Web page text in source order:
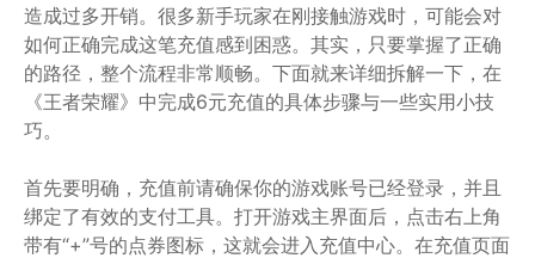
造成过多开销。很多新手玩家在刚接触游戏时，可能会对
如何正确完成这笔充值感到困惑。其实，只要掌握了正确
的路径，整个流程非常顺畅。下面就来详细拆解一下，在
《王者荣耀》中完成6元充值的具体步骤与一些实用小技
巧。
首先要明确，充值前请确保你的游戏账号已经登录，并且
绑定了有效的支付工具。打开游戏主界面后，点击右上角
带有“+”号的点券图标，这就会进入充值中心。在充值页面